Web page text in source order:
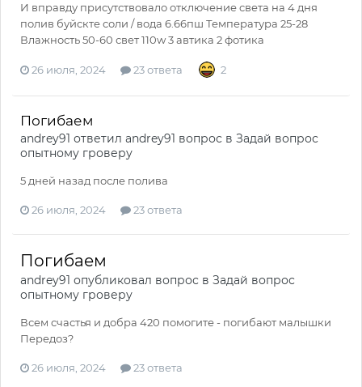
И вправду присутствовало отключение света на 4 дня
полив буйскте соли / вода 6.66пш Температура 25-28
Влажность 50-60 свет 110w 3 автика 2 фотика
26 июля, 2024 23 ответа 2
Погибаем
andrey91 ответил andrey91 вопрос в Задай вопрос
опытному гроверу
5 дней назад после полива
26 июля, 2024 23 ответа
Погибаем
andrey91 опубликовал вопрос в Задай вопрос
опытному гроверу
Всем счастья и добра 420 помогите - погибают малышки
Передоз?
26 июля, 2024 23 ответа